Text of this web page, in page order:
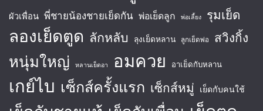
ผัวเพื่อน พี่ชายน้องชายเย็ดกัน พ่อเย็ดลูก พ่อเลี้ยง รุมเย็ด
ลองเย็ดตูด ลักหลับ ลุงเย็ดหลาน ลูกเย็ดพ่อ สวิงกิ้ง
หนุ่มใหญ่ หลานเย็ดอา อมควย อาเย็ดกับหลาน
เกย์ไบ เซ็กส์ครั้งแรก เซ็กส์หมู่ เย็ดกับคนใช้